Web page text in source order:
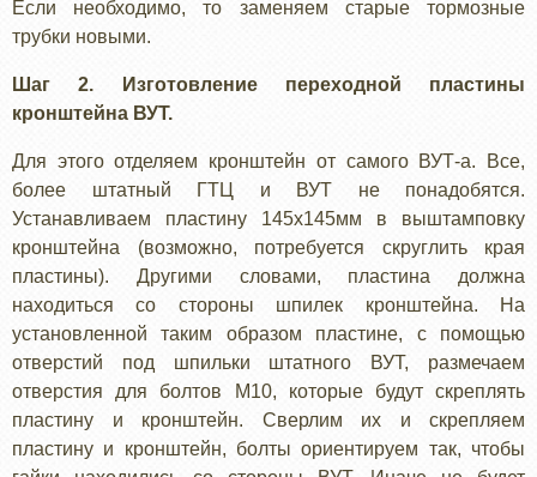
Если необходимо, то заменяем старые тормозные
трубки новыми.
Шаг 2. Изготовление переходной пластины
кронштейна ВУТ.
Для этого отделяем кронштейн от самого ВУТ-а. Все,
более штатный ГТЦ и ВУТ не понадобятся.
Устанавливаем пластину 145х145мм в выштамповку
кронштейна (возможно, потребуется скруглить края
пластины). Другими словами, пластина должна
находиться со стороны шпилек кронштейна. На
установленной таким образом пластине, с помощью
отверстий под шпильки штатного ВУТ, размечаем
отверстия для болтов М10, которые будут скреплять
пластину и кронштейн. Сверлим их и скрепляем
пластину и кронштейн, болты ориентируем так, чтобы